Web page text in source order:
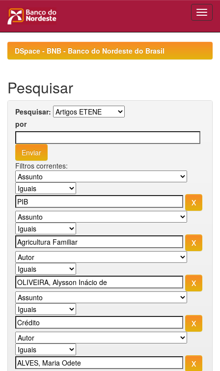
navigationDSpace - BNB - Banco do Nordeste do Brasil
Pesquisar
Pesquisar:
por
Filtros correntes: